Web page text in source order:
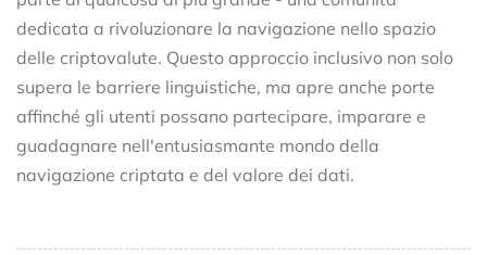
dedicata a rivoluzionare la navigazione nello spazio
delle criptovalute. Questo approccio inclusivo non solo
supera le barriere linguistiche, ma apre anche porte
affinché gli utenti possano partecipare, imparare e
guadagnare nell'entusiasmante mondo della
navigazione criptata e del valore dei dati.